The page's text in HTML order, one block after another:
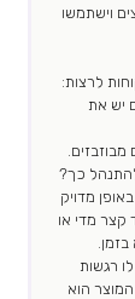
וישתמשו
לרצות:
יש את
כך?
מדויק
קצר מדי או
רגשות
המוצר הוא